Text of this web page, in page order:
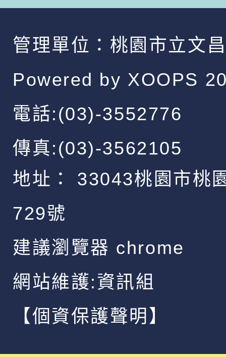
管理單位： 桃園市立文
Powered by XOOPS
電話:(03)-3552776
傳真:(03)-3562105
地址：
33043桃園市桃
729號
建議瀏覽器 chrome
網站維護:資訊組
【個資保護聲明】